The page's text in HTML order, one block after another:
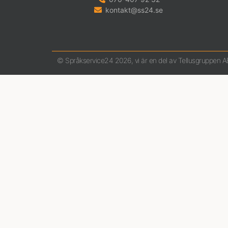
kontakt@ss24.se
© Språkservice24 2026, vi är en del av Tellusgruppen